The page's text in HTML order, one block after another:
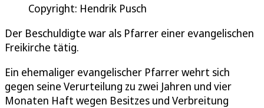
Copyright: Hendrik Pusch
Der Beschuldigte war als Pfarrer einer evangelischen
Freikirche tätig.
Ein ehemaliger evangelischer Pfarrer wehrt sich
gegen seine Verurteilung zu zwei Jahren und vier
Monaten Haft wegen Besitzes und Verbreitung